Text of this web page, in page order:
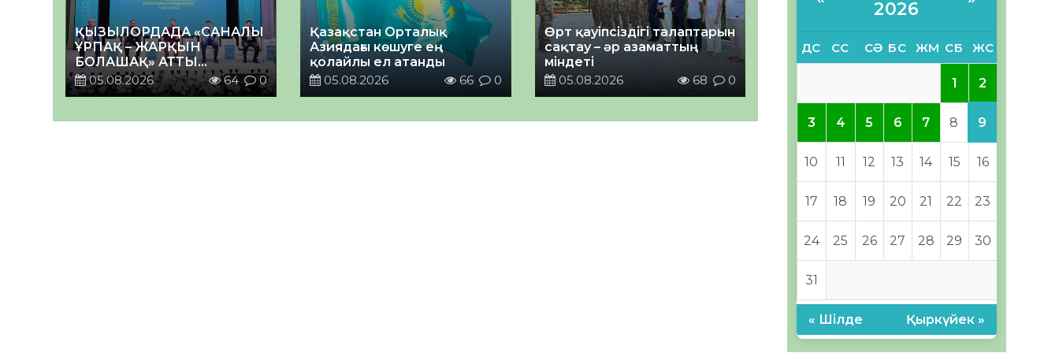
ҚЫЗЫЛОРДАДА «САНАЛЫ
ҰРПАҚ – ЖАРҚЫН
БОЛАШАҚ» АТТЫ
КЕҢЕЙТІЛГЕН МӘЖІЛІС
ӨТТІ
05.08.2026 64 0
Қазақстан Орталық
Азиядағы көшуге ең
қолайлы ел атанды
05.08.2026
66 0
Өрт қауіпсіздігі талаптарын
сақтау – әр азаматтың
міндеті
05.08.2026
68 0
2026
ДС СС СӘ БС ЖМ СБ ЖС
1 2
3 4 5 6 7 8 9
10 11 12 13 14 15 16
17 18 19 20 21 22 23
24 25 26 27 28 29 30
31
« Шілде Қыркүйек »